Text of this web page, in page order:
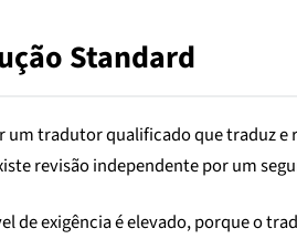
Standard
um tradutor qualificado que traduz
revisão independente por um
de exigência é elevado, porque o